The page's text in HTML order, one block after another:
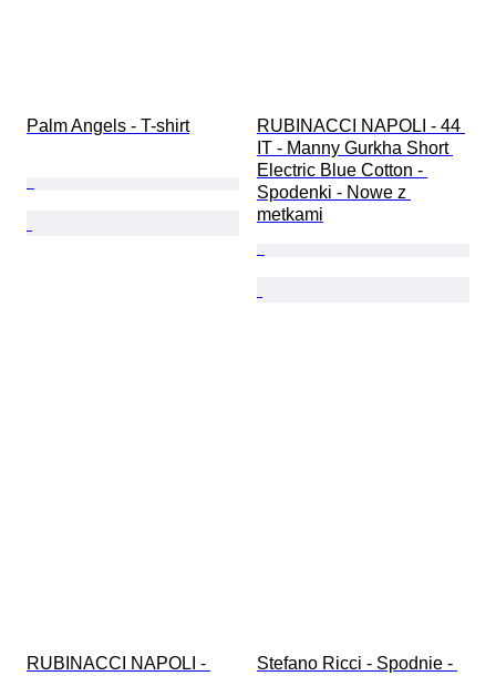
Palm Angels - T-shirt
RUBINACCI NAPOLI - 44
IT - Manny Gurkha Short
Electric Blue Cotton -
Spodenki - Nowe z
metkami
RUBINACCI NAPOLI - Stefano Ricci - Spodnie -